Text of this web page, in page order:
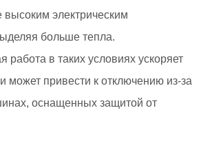
высоким электрическим
больше тепла.
работа в таких условиях ускоряет
может привести к отключению из-за
оснащенных защитой от